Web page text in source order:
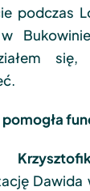
podczas
Dawida